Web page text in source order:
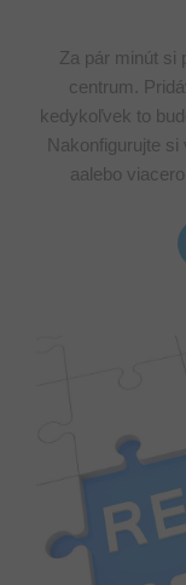
Za pár minút si
centrum.
kedykoľvek to
Nakonfigurujte
aalebo